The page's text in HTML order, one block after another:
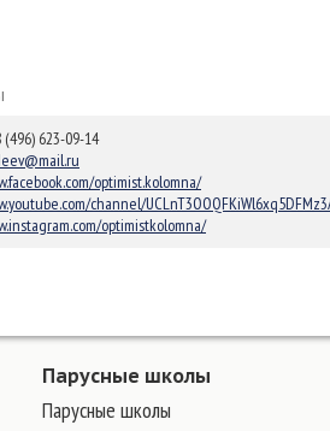
(496) 623-09-14
optimist.kolomna/
channel/
optimistkolomna/
Парусные школы
Парусные школы